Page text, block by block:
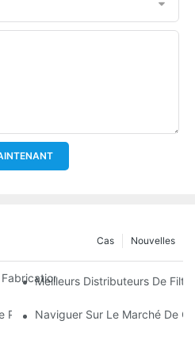
Nouvelles
Cas
De Filtres À Huile : Un
Meilleurs Distributeurs De
Pour Votre Modèle De Véhicule :
Naviguer Sur Le Marché De